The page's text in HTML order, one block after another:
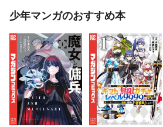
少年マンガのおすすめ本